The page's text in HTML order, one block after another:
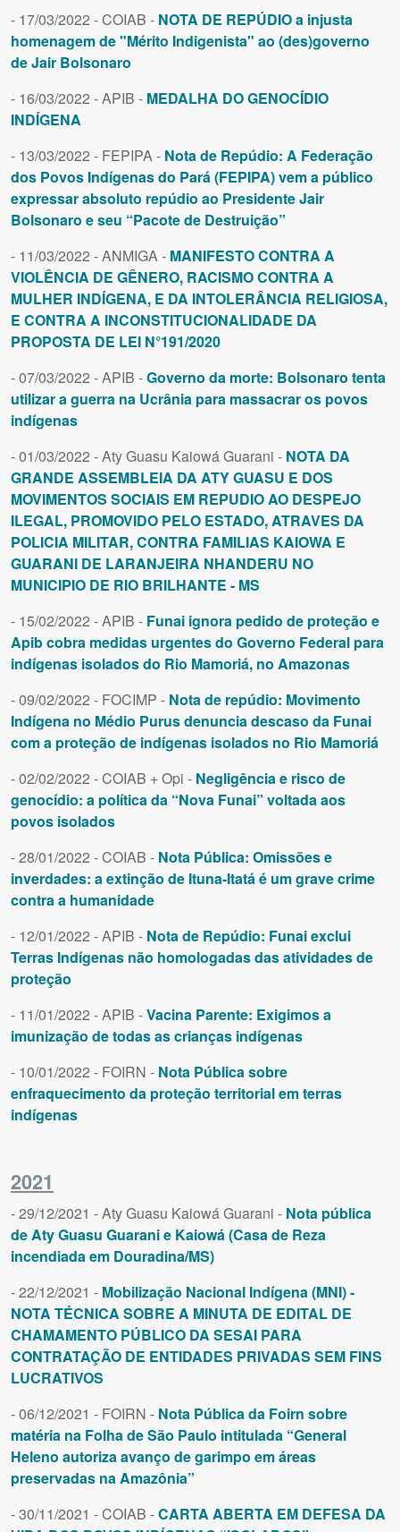
- 17/03/2022 - COIAB - NOTA DE REPÚDIO a injusta
homenagem de "Mérito Indigenista" ao (des)governo
de Jair Bolsonaro
- 16/03/2022 - APIB - MEDALHA DO GENOCÍDIO
INDÍGENA
- 13/03/2022 - FEPIPA - Nota de Repúdio: A Federação
dos Povos Indígenas do Pará (FEPIPA) vem a público
expressar absoluto repúdio ao Presidente Jair
Bolsonaro e seu “Pacote de Destruição”
- 11/03/2022 - ANMIGA - MANIFESTO CONTRA A
VIOLÊNCIA DE GÊNERO, RACISMO CONTRA A
MULHER INDÍGENA, E DA INTOLERÂNCIA RELIGIOSA,
E CONTRA A INCONSTITUCIONALIDADE DA
PROPOSTA DE LEI N°191/2020
- 07/03/2022 - APIB -Governo da morte: Bolsonaro tenta
utilizar a guerra na Ucrânia para massacrar os povos
indígenas
- 01/03/2022 - Aty Guasu Kaiowá Guarani - NOTA DA
GRANDE ASSEMBLEIA DA ATY GUASU E DOS
MOVIMENTOS SOCIAIS EM REPUDIO AO DESPEJO
ILEGAL, PROMOVIDO PELO ESTADO, ATRAVES DA
POLICIA MILITAR, CONTRA FAMILIAS KAIOWA E
GUARANI DE LARANJEIRA NHANDERU NO
MUNICIPIO DE RIO BRILHANTE - MS
- 15/02/2022 - APIB - Funai ignora pedido de proteção e
Apib cobra medidas urgentes do Governo Federal para
indígenas isolados do Rio Mamoriá, no Amazonas
- 09/02/2022 - FOCIMP - Nota de repúdio: Movimento
Indígena no Médio Purus denuncia descaso da Funai
com a proteção de indígenas isolados no Rio Mamoriá
- 02/02/2022 - COIAB + Opi - Negligência e risco de
genocídio: a política da “Nova Funai” voltada aos
povos isolados
- 28/01/2022 - COIAB - Nota Pública: Omissões e
inverdades: a extinção de Ituna-Itatá é um grave crime
contra a humanidade
- 12/01/2022 - APIB - Nota de Repúdio: Funai exclui
Terras Indígenas não homologadas das atividades de
proteção
- 11/01/2022 - APIB -Vacina Parente: Exigimos a
imunização de todas as crianças indígenas
- 10/01/2022 - FOIRN - Nota Pública sobre
enfraquecimento da proteção territorial em terras
indígenas
2021
- 29/12/2021 - Aty Guasu Kaiowá Guarani - Nota pública
de Aty Guasu Guarani e Kaiowá (Casa de Reza
incendiada em Douradina/MS)
- 22/12/2021 - Mobilização Nacional Indígena (MNI) -
NOTA TÉCNICA SOBRE A MINUTA DE EDITAL DE
CHAMAMENTO PÚBLICO DA SESAI PARA
CONTRATAÇÃO DE ENTIDADES PRIVADAS SEM FINS
LUCRATIVOS
- 06/12/2021 - FOIRN - Nota Pública da Foirn sobre
matéria na Folha de São Paulo intitulada “General
Heleno autoriza avanço de garimpo em áreas
preservadas na Amazônia”
- 30/11/2021 - COIAB -CARTA ABERTA EM DEFESA DA